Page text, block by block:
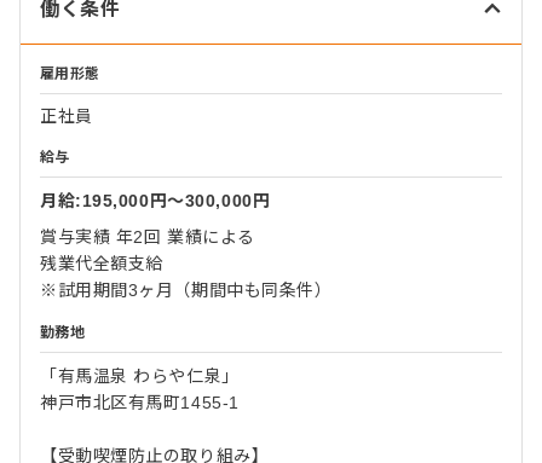
働く条件
雇用形態
正社員
給与
月給:195,000円〜300,000円
賞与実績 年2回 業績による
残業代全額支給
※試用期間3ヶ月（期間中も同条件）
勤務地
「有馬温泉 わらや仁泉」
神戸市北区有馬町1455-1
【受動喫煙防止の取り組み】